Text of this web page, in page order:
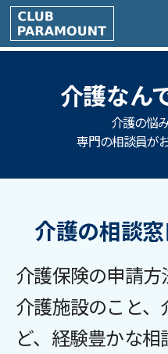
介護なん
介護の悩
専門の相談員が
介護の相談
介護保険の申請方
介護施設のこと
ど、経験豊かな